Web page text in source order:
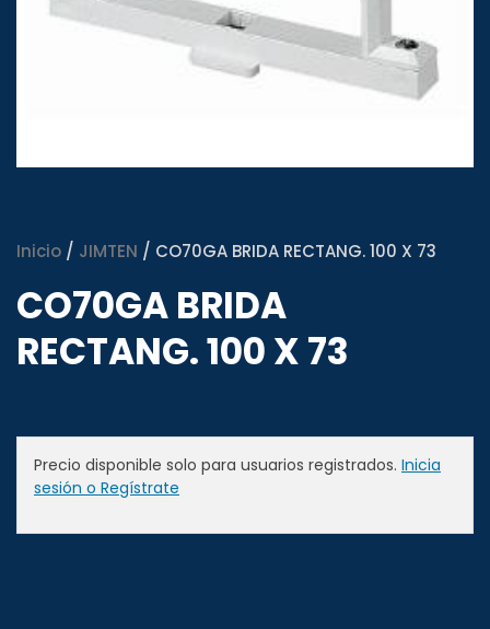
Inicio / JIMTEN / CO70GA BRIDA RECTANG. 100 X 73
CO70GA BRIDA
RECTANG. 100 X 73
Precio disponible solo para usuarios registrados. Inicia
sesión o Regístrate